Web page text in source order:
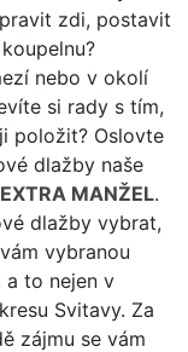
zdi, postavit
nebo v okolí
si rady s tím,
položit? Oslovte
dlažby naše
EXTRA MANŽEL.
dlažby vybrat,
vybranou
a to nejen v
Svitavy. Za
zájmu se vám